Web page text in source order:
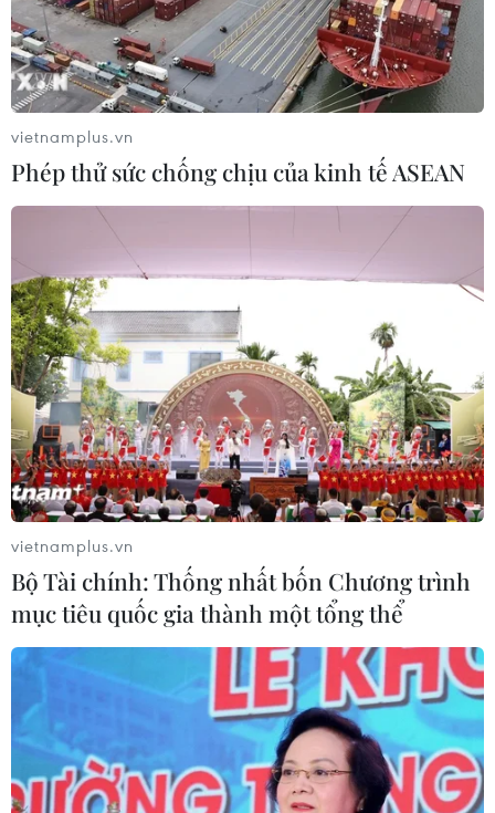
#Đu đủ #Bù nước #Giải nhiệt
#Mùa Hè
#Giữ dáng
Theo dõi VietnamPlus
TIN LIÊN QUAN
6 loại trái cây rất ngon và giàu vitamin C
hơn hẳn cam mà ít ai biết
vietnamplus.vn
Phép thử sức chống chịu của kinh tế ASEAN
vietnamplus.vn
Bộ Tài chính: Thống nhất bốn Chương trình
mục tiêu quốc gia thành một tổng thể